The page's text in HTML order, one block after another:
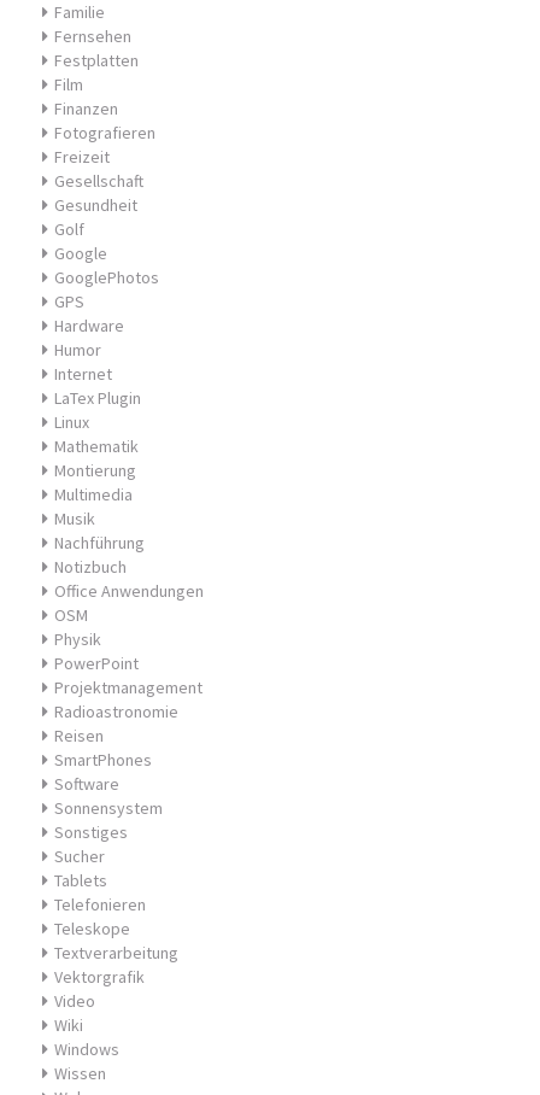
Familie
Fernsehen
Festplatten
Film
Finanzen
Fotografieren
Freizeit
Gesellschaft
Gesundheit
Golf
Google
GooglePhotos
GPS
Hardware
Humor
Internet
LaTex Plugin
Linux
Mathematik
Montierung
Multimedia
Musik
Nachführung
Notizbuch
Office Anwendungen
OSM
Physik
PowerPoint
Projektmanagement
Radioastronomie
Reisen
SmartPhones
Software
Sonnensystem
Sonstiges
Sucher
Tablets
Telefonieren
Teleskope
Textverarbeitung
Vektorgrafik
Video
Wiki
Windows
Wissen